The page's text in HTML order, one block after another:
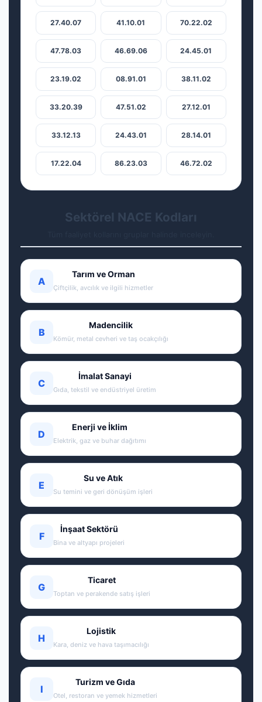
27.40.07 41.10.01 70.22.02
47.78.03 46.69.06 24.45.01
23.19.02 08.91.01 38.11.02
33.20.39 47.51.02 27.12.01
33.12.13 24.43.01 28.14.01
17.22.04 86.23.03 46.72.02
Sektörel NACE Kodları
A
Tarım ve Orman
Çiftçilik, avcılık ve ilgili hizmetler
B
Madencilik
Kömür, metal cevheri ve taş ocakçılığı
C
İmalat Sanayi
Gıda, tekstil ve endüstriyel üretim
D
Enerji ve İklim
Elektrik, gaz ve buhar dağıtımı
E
Su ve Atık
Su temini ve geri dönüşüm işleri
F
İnşaat Sektörü
Bina ve altyapı projeleri
G
Ticaret
Toptan ve perakende satış işleri
H
Lojistik
Kara, deniz ve hava taşımacılığı
I
Turizm ve Gıda
Otel, restoran ve yemek hizmetleri